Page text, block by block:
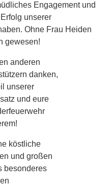
Engagement und
unserer
Ohne Frau Heiden
gewesen!
anderen
danken,
unserer
und eure
köstliche
und großen
besonderes